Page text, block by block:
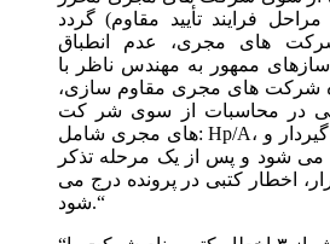
گردد (عدم رعایت ترتیب مراحل فرایند تأیید مقاوم
های مجرى، عدم انطباق
ممهور به مهندس ناظر با
شرکت های مجری مقاوم سازى،
در محاسبات از سوی شر کت
های مجری شامل: Hp/A، تعداد تیرهای غیر گیردار و...)
می شود و پس از یک مرحله تذکر
اخطار کتبى در پرونده درج می
شود.“